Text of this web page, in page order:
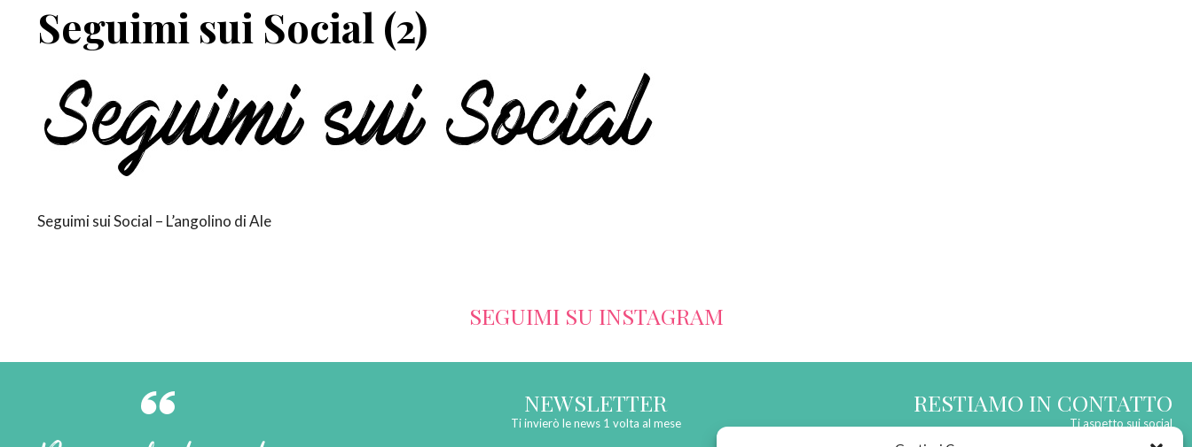
Seguimi sui Social (2)
Seguimi sui Social – L’angolino di Ale
SEGUIMI SU INSTAGRAM
NEWSLETTER
Ti invierò le news 1 volta al mese
RESTIAMO IN CONTATTO
Ti aspetto sui social